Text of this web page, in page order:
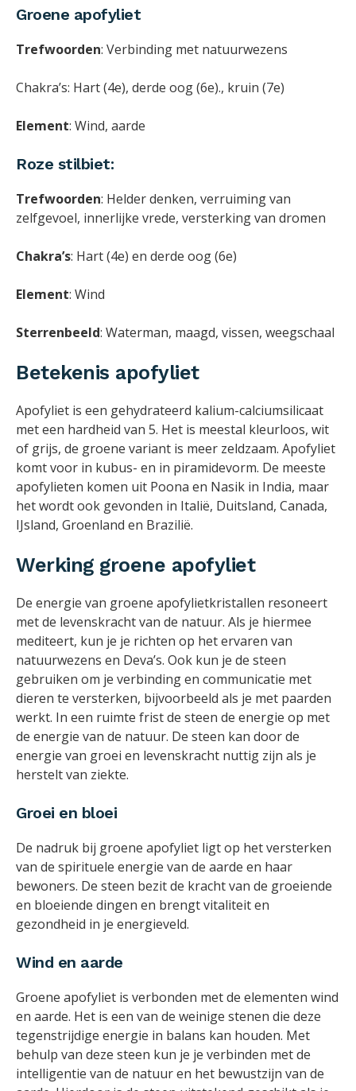
Groene apofyliet
Trefwoorden: Verbinding met natuurwezens
Chakra’s: Hart (4e), derde oog (6e)., kruin (7e)
Element: Wind, aarde
Roze stilbiet:
Trefwoorden: Helder denken, verruiming van
zelfgevoel, innerlijke vrede, versterking van dromen
Chakra’s: Hart (4e) en derde oog (6e)
Element: Wind
Sterrenbeeld: Waterman, maagd, vissen, weegschaal
Betekenis apofyliet
Apofyliet is een gehydrateerd kalium-calciumsilicaat
met een hardheid van 5. Het is meestal kleurloos, wit
of grijs, de groene variant is meer zeldzaam. Apofyliet
komt voor in kubus- en in piramidevorm. De meeste
apofylieten komen uit Poona en Nasik in India, maar
het wordt ook gevonden in Italië, Duitsland, Canada,
IJsland, Groenland en Brazilië.
Werking groene apofyliet
De energie van groene apofylietkristallen resoneert
met de levenskracht van de natuur. Als je hiermee
mediteert, kun je je richten op het ervaren van
natuurwezens en Deva’s. Ook kun je de steen
gebruiken om je verbinding en communicatie met
dieren te versterken, bijvoorbeeld als je met paarden
werkt. In een ruimte frist de steen de energie op met
de energie van de natuur. De steen kan door de
energie van groei en levenskracht nuttig zijn als je
herstelt van ziekte.
Groei en bloei
De nadruk bij groene apofyliet ligt op het versterken
van de spirituele energie van de aarde en haar
bewoners. De steen bezit de kracht van de groeiende
en bloeiende dingen en brengt vitaliteit en
gezondheid in je energieveld.
Wind en aarde
Groene apofyliet is verbonden met de elementen wind
en aarde. Het is een van de weinige stenen die deze
tegenstrijdige energie in balans kan houden. Met
behulp van deze steen kun je je verbinden met de
intelligentie van de natuur en het bewustzijn van de